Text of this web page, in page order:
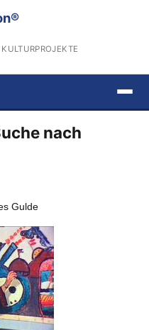
nach
Gulde